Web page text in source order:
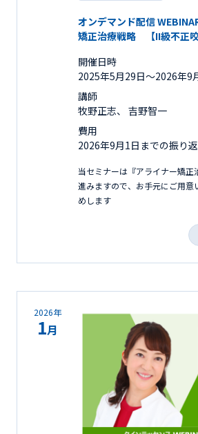
オンデマンド配信
矯正治療戦略 【II級不正咬
開催日時
2025年5月29日〜2026年
講師
牧野正志、 吉野智一
費用
2026年9月1日までの振り
当セミナーは『アライナー矯正
進みますので、お手元にご用意
めします
2026年
1月